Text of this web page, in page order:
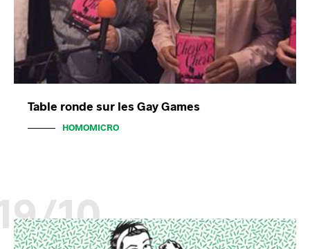
Table ronde sur les Gay Games
HOMOMICRO
10